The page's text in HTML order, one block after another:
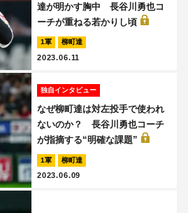
達が明かす胸中 長谷川勇也コ
ーチが重ねる若かりし頃
1軍 柳町達
2023.06.11
独自インタビュー
なぜ柳町達は対左投手で使われ
ないのか？ 長谷川勇也コーチ
が指摘する“明確な課題”
1軍 柳町達
2023.06.09